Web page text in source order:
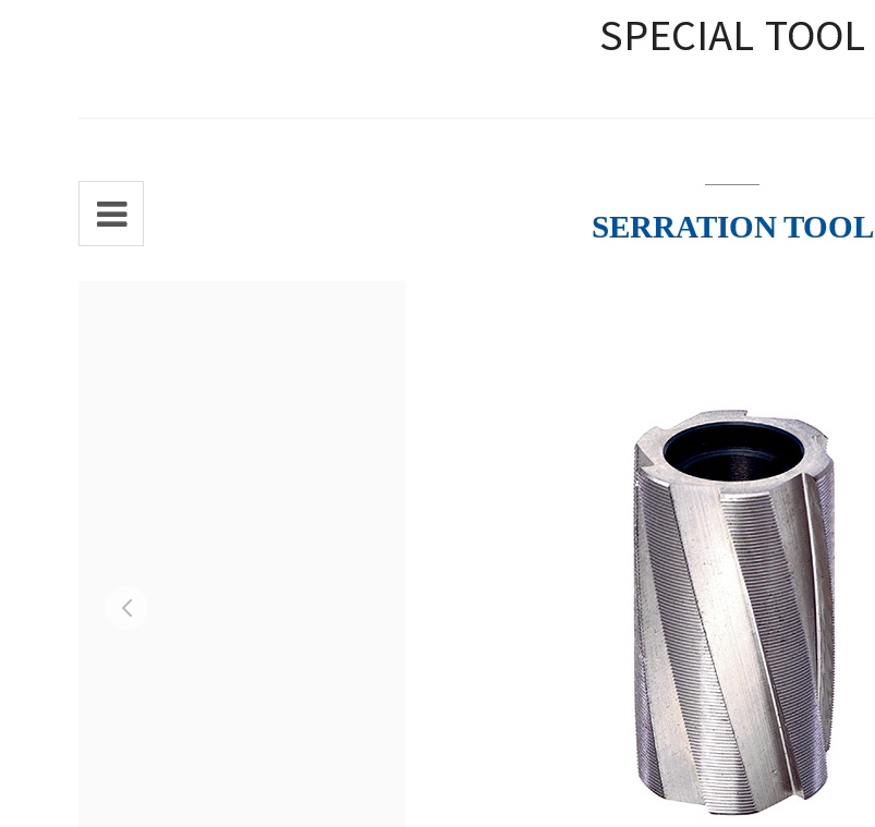
SPECIAL TOOL
SERRATION TOOL